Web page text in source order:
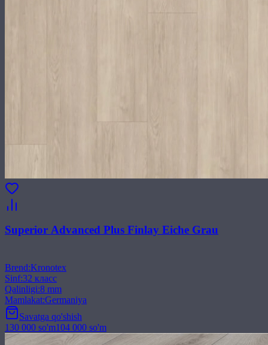
Superior Advanced Plus Finlay Eiche Grau
Brend:Kronotex
Sinf:32 класс
Qalinligi:8 mm
Mamlakat:Germaniya
Savatga qo'shish
130 000 so'm104 000 so'm